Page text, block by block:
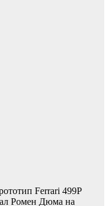
Ferrari 499P
Ромен Дюма на